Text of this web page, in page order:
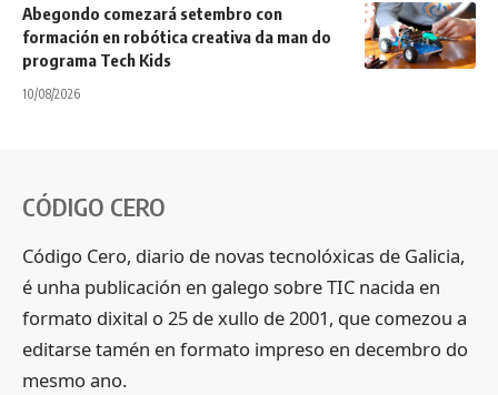
Abegondo comezará setembro con
formación en robótica creativa da man do
programa Tech Kids
10/08/2026
CÓDIGO CERO
Código Cero, diario de novas tecnolóxicas de Galicia,
é unha publicación en galego sobre TIC nacida en
formato dixital o 25 de xullo de 2001, que comezou a
editarse tamén en formato impreso en decembro do
mesmo ano.